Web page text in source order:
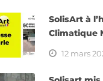
SolisArt à
Climatique
12 mars
en
220, voie
73800
Tél. 04 79